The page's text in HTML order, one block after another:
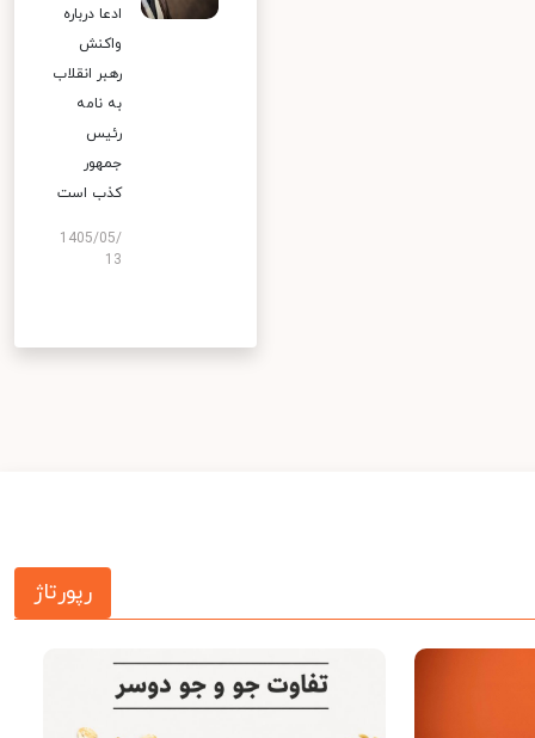
ادعا درباره
واکنش
رهبر انقلاب
به نامه
رئیس
جمهور
کذب است
1405/05/
13
رپورتاژ